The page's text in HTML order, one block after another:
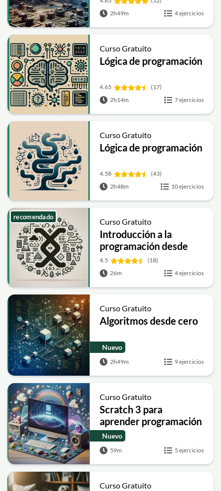
2h49m
4 ejercicios
Curso Gratuito
Lógica de programación
4.65
(17)
2h14m
7 ejercicios
Curso Gratuito
Lógica de programación
4.58
(43)
2h48m
10 ejercicios
Curso Gratuito
Introducción a la
programación desde
cero
4.5
(18)
26m
4 ejercicios
recomendado
Curso Gratuito
Algoritmos desde cero
Nuevo
2h49m 9 ejercicios
Curso Gratuito
Scratch 3 para
aprender programación
Nuevo
59m 5 ejercicios
Curso Gratuito